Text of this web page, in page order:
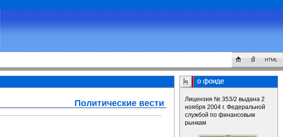
Политические вести
Лицензия № 353/2 выдана 2
ноября 2004 г. Федеральной
службой по финансовым
рынкам